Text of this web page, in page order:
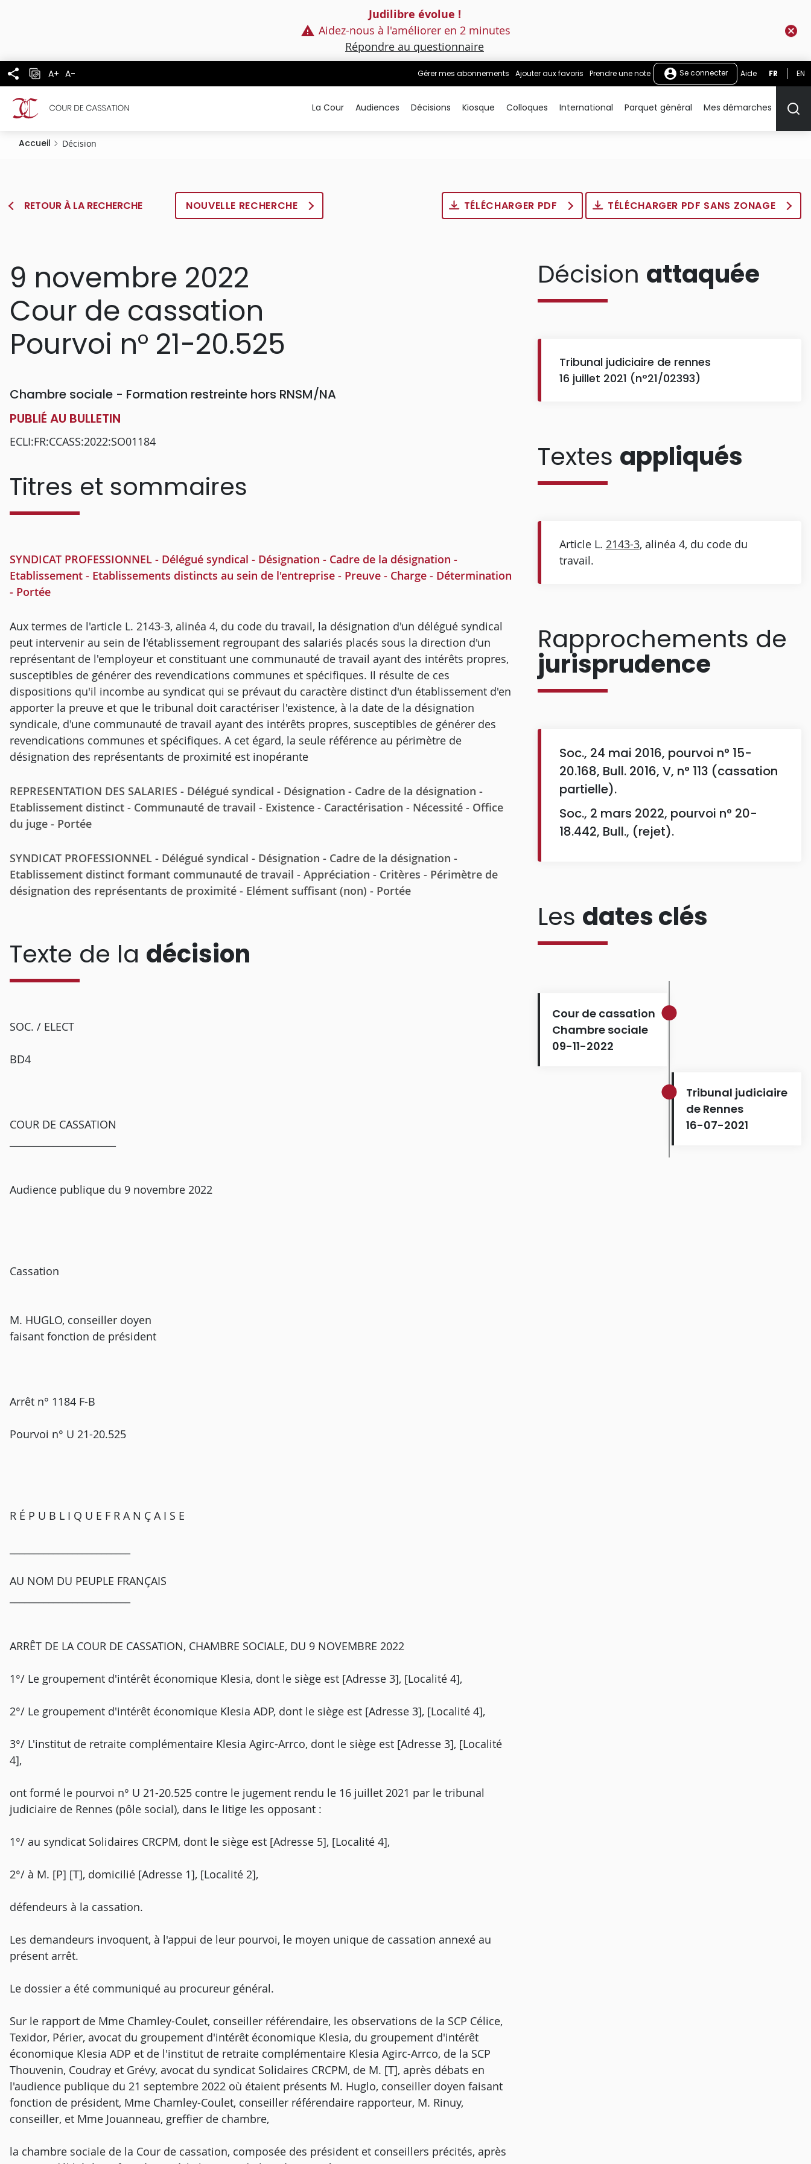
Judilibre évolue !
Aidez-nous à l'améliorer en 2 minutes
Répondre au questionnaire
A+ A- Gérer mes abonnements Ajouter aux favoris Prendre une note Se connecter Aide FR EN
La Cour Audiences Décisions Kiosque Colloques International Parquet général Mes démarches
Accueil Décision
RETOUR À LA RECHERCHE NOUVELLE RECHERCHE TÉLÉCHARGER PDF TÉLÉCHARGER PDF SANS ZONAGE
9 novembre 2022
Cour de cassation
Pourvoi n° 21-20.525
Chambre sociale - Formation restreinte hors RNSM/NA
PUBLIÉ AU BULLETIN
ECLI:FR:CCASS:2022:SO01184
Titres et sommaires
SYNDICAT PROFESSIONNEL - Délégué syndical - Désignation - Cadre de la désignation -
Etablissement - Etablissements distincts au sein de l'entreprise - Preuve - Charge - Détermination
- Portée
Aux termes de l'article L. 2143-3, alinéa 4, du code du travail, la désignation d'un délégué syndical
peut intervenir au sein de l'établissement regroupant des salariés placés sous la direction d'un
représentant de l'employeur et constituant une communauté de travail ayant des intérêts propres,
susceptibles de générer des revendications communes et spécifiques. Il résulte de ces
dispositions qu'il incombe au syndicat qui se prévaut du caractère distinct d'un établissement d'en
apporter la preuve et que le tribunal doit caractériser l'existence, à la date de la désignation
syndicale, d'une communauté de travail ayant des intérêts propres, susceptibles de générer des
revendications communes et spécifiques. A cet égard, la seule référence au périmètre de
désignation des représentants de proximité est inopérante
REPRESENTATION DES SALARIES - Délégué syndical - Désignation - Cadre de la désignation -
Etablissement distinct - Communauté de travail - Existence - Caractérisation - Nécessité - Office
du juge - Portée
SYNDICAT PROFESSIONNEL - Délégué syndical - Désignation - Cadre de la désignation -
Etablissement distinct formant communauté de travail - Appréciation - Critères - Périmètre de
désignation des représentants de proximité - Elément suffisant (non) - Portée
Texte de la décision
SOC. / ELECT
BD4
COUR DE CASSATION
Audience publique du 9 novembre 2022
Cassation
M. HUGLO, conseiller doyen
faisant fonction de président
Arrêt n° 1184 F-B
Pourvoi n° U 21-20.525
R É P U B L I Q U E F R A N Ç A I S E
AU NOM DU PEUPLE FRANÇAIS
ARRÊT DE LA COUR DE CASSATION, CHAMBRE SOCIALE, DU 9 NOVEMBRE 2022
1°/ Le groupement d'intérêt économique Klesia, dont le siège est [Adresse 3], [Localité 4],
2°/ Le groupement d'intérêt économique Klesia ADP, dont le siège est [Adresse 3], [Localité 4],
3°/ L'institut de retraite complémentaire Klesia Agirc-Arrco, dont le siège est [Adresse 3], [Localité
4],
ont formé le pourvoi n° U 21-20.525 contre le jugement rendu le 16 juillet 2021 par le tribunal
judiciaire de Rennes (pôle social), dans le litige les opposant :
1°/ au syndicat Solidaires CRCPM, dont le siège est [Adresse 5], [Localité 4],
2°/ à M. [P] [T], domicilié [Adresse 1], [Localité 2],
défendeurs à la cassation.
Les demandeurs invoquent, à l'appui de leur pourvoi, le moyen unique de cassation annexé au
présent arrêt.
Le dossier a été communiqué au procureur général.
Sur le rapport de Mme Chamley-Coulet, conseiller référendaire, les observations de la SCP Célice,
Texidor, Périer, avocat du groupement d'intérêt économique Klesia, du groupement d'intérêt
économique Klesia ADP et de l'institut de retraite complémentaire Klesia Agirc-Arrco, de la SCP
Thouvenin, Coudray et Grévy, avocat du syndicat Solidaires CRCPM, de M. [T], après débats en
l'audience publique du 21 septembre 2022 où étaient présents M. Huglo, conseiller doyen faisant
fonction de président, Mme Chamley-Coulet, conseiller référendaire rapporteur, M. Rinuy,
conseiller, et Mme Jouanneau, greffier de chambre,
la chambre sociale de la Cour de cassation, composée des président et conseillers précités, après
Décision attaquée
Tribunal judiciaire de rennes
16 juillet 2021 (n°21/02393)
Textes appliqués
Article L. 2143-3, alinéa 4, du code du
travail.
Rapprochements de
jurisprudence
Soc., 24 mai 2016, pourvoi n° 15-
20.168, Bull. 2016, V, n° 113 (cassation
partielle).
Soc., 2 mars 2022, pourvoi n° 20-
18.442, Bull., (rejet).
Les dates clés
Cour de cassation
Chambre sociale
09-11-2022
Tribunal judiciaire
de Rennes
16-07-2021